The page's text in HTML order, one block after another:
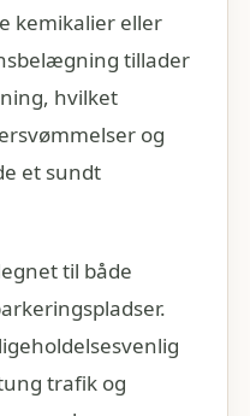
kemikalier eller
tillader
hvilket
og
et sundt
til både
trafik og